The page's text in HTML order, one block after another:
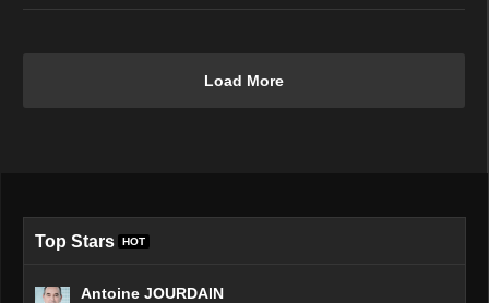
Load More
Top Stars HOT
Antoine JOURDAIN